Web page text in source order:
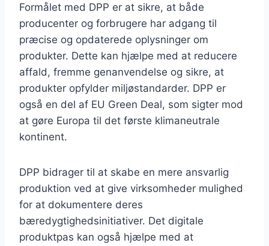
Formålet med DPP er at sikre, at både
producenter og forbrugere har adgang til
præcise og opdaterede oplysninger om
produkter. Dette kan hjælpe med at reducere
affald, fremme genanvendelse og sikre, at
produkter opfylder miljøstandarder. DPP er
også en del af EU Green Deal, som sigter mod
at gøre Europa til det første klimaneutrale
kontinent.
DPP bidrager til at skabe en mere ansvarlig
produktion ved at give virksomheder mulighed
for at dokumentere deres
bæredygtighedsinitiativer. Det digitale
produktpas kan også hjælpe med at